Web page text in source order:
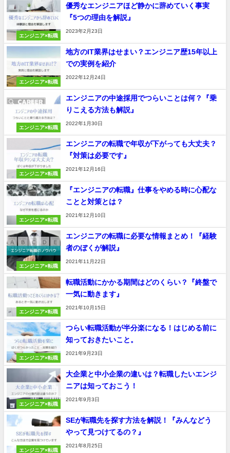
エンジニア×転職
優秀なエンジニアほど静かに辞めていく事実
『5つの理由を解説』
2023年2月23日
エンジニア×転職
地方のIT業界はせまい？エンジニア歴15年以上
での実例を紹介
2022年12月24日
エンジニア×転職
エンジニアの中途採用でつらいことは何？『乗
りこえる方法も解説』
2022年1月30日
エンジニア×転職
エンジニアの転職で年収が下がっても大丈夫？
『対策は必要です』
2021年12月16日
エンジニア×転職
『エンジニアの転職』仕事をやめる時に心配な
ことと対策とは？
2021年12月10日
エンジニア×転職
エンジニアの転職に必要な情報まとめ！『経験
者のぼくが解説』
2021年11月22日
エンジニア×転職
転職活動にかかる期間はどのくらい？『終盤で
一気に動きます』
2021年10月15日
エンジニア×転職
つらい転職活動が半分楽になる！はじめる前に
知っておきたいこと。
2021年9月23日
エンジニア×転職
大企業と中小企業の違いは？転職したいエンジ
ニアは知っておこう！
2021年9月3日
エンジニア×転職
SEが転職先を探す方法を解説！『みんなどう
やって見つけてるの？』
2021年8月25日